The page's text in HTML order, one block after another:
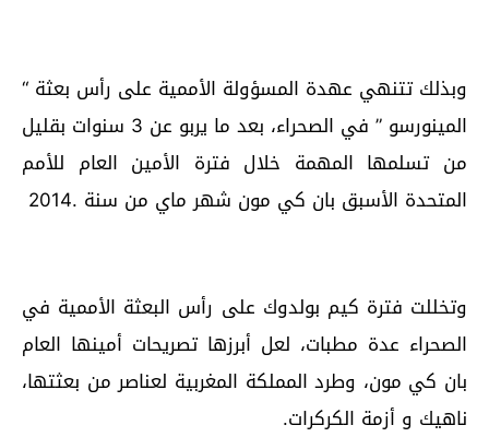
ﻭﺑﺬﻟﻚ ﺗﺘﻨﻬﻲ ﻋﻬﺪﺓ ﺍﻟﻤﺴﺆﻭﻟﺔ ﺍﻷﻣﻤﻴﺔ ﻋﻠﻰ ﺭﺃﺱ ﺑﻌﺜﺔ “
ﺍﻟﻤﻴﻨﻮﺭﺳﻮ ” ﻓﻲ ﺍﻟﺼﺤﺮﺍﺀ، ﺑﻌﺪ ﻣﺎ ﻳﺮﺑﻮ ﻋﻦ 3 ﺳﻨﻮﺍﺕ ﺑﻘﻠﻴﻞ
ﻣﻦ ﺗﺴﻠﻤﻬﺎ ﺍﻟﻤﻬﻤﺔ ﺧﻼﻝ ﻓﺘﺮﺓ ﺍﻷﻣﻴﻦ ﺍﻟﻌﺎﻡ ﻟﻸﻣﻢ
ﺍﻟﻤﺘﺤﺪﺓ ﺍﻷﺳﺒﻖ ﺑﺎﻥ ﻛﻲ ﻣﻮﻥ ﺷﻬﺮ ﻣﺎﻱ ﻣﻦ ﺳﻨﺔ .2014
ﻭﺗﺨﻠﻠﺖ ﻓﺘﺮﺓ ﻛﻴﻢ ﺑﻮﻟﺪﻭﻙ ﻋﻠﻰ ﺭﺃﺱ ﺍﻟﺒﻌﺜﺔ ﺍﻷﻣﻤﻴﺔ ﻓﻲ
ﺍﻟﺼﺤﺮﺍﺀ ﻋﺪﺓ ﻣﻄﺒﺎﺕ، ﻟﻌﻞ ﺃﺑﺮﺯﻫﺎ ﺗﺼﺮﻳﺤﺎﺕ ﺃﻣﻴﻨﻬﺎ ﺍﻟﻌﺎﻡ
ﺑﺎﻥ ﻛﻲ ﻣﻮﻥ، ﻭﻃﺮﺩ ﺍﻟﻤﻤﻠﻜﺔ ﺍﻟﻤﻐﺮﺑﻴﺔ ﻟﻌﻨﺎﺻﺮ ﻣﻦ ﺑﻌﺜﺘﻬﺎ،
ناهيك و أزمة الكركرات.